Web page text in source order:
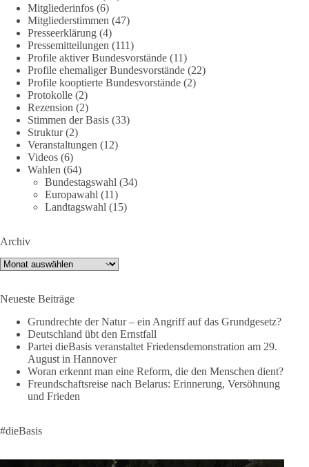
🤝 Jetzt Politik für die Menschen mitgestalten:
https://diebasis.de/mitgliedschaft/
#dieBasis #energiewende #strompreise #wettbewerb
7
DieBasis
2 Tage(n) zuvor
⚡️ NATO-Gipfel in Ankara: Kriegskonferenz statt
Friedensgipfel!?
Staats- und Regierungschefs zum NATO-Gipfel in der Türkei.
Von der NATO wird behauptet, sie sei das wichtigste
Die Gipfelerklärung liest sich jedoch wie ein Protokoll einer
industriellen Kriegskonferenz:
Neue Milliardenhilfen für die Ukraine, neue Verpflichtungen
für Europa, gigantische Rüstungsdeals, Ausbau der
Verteidigungsindustrie, Modernisierung der Streitkräfte, ein
klares Bekenntnis zur militärischen Abschreckung und dazu
Und wo war der Austausch über eine friedensorientierte
Mitgliederinfos (6)
Mitgliederstimmen (47)
Presseerklärung (4)
Pressemitteilungen (111)
Profile aktiver Bundesvorstände (11)
Profile ehemaliger Bundesvorstände (22)
Profile kooptierte Bundesvorstände (2)
Protokolle (2)
Rezension (2)
Stimmen der Basis (33)
Struktur(2)
Veranstaltungen (12)
Videos (6)
Wahlen (64)
Bundestagswahl (34)
Europawahl (11)
Landtagswahl (15)
Archiv
Archiv
Neueste Beiträge
Grundrechte der Natur – ein Angriff auf das Grundgesetz?
Deutschland übt den Ernstfall
Partei dieBasis veranstaltet Friedensdemonstration am 29.
August in Hannover
Woran erkennt man eine Reform, die den Menschen dient?
Freundschaftsreise nach Belarus: Erinnerung, Versöhnung
und Frieden
#dieBasis